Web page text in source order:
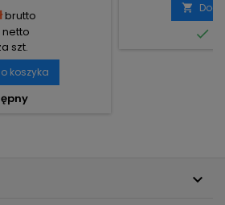
brutto
netto
szt.
koszyka


